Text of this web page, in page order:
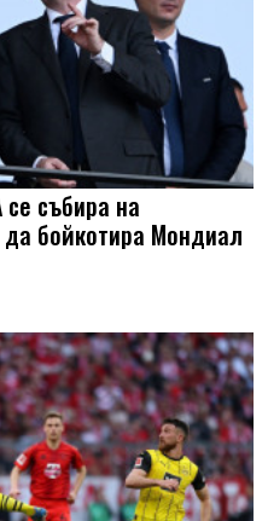
събира на
бойкотира Мондиал